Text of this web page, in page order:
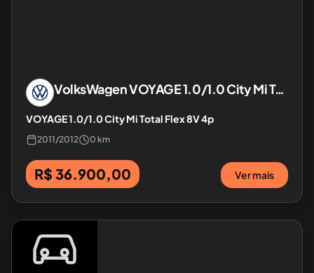
VolksWagenVOYAGE 1.0/1.0 City Mi Total Flex 8V 4p
VOYAGE 1.0/1.0 City Mi Total Flex 8V 4p
2011/2012 0 km
R$ 36.900,00 Ver mais